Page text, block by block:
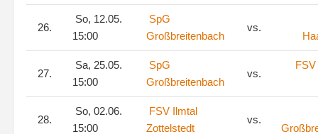
26.
So, 12.05.
15:00
SpG
Großbreitenbach
vs.
27.
Sa, 25.05.
15:00
SpG
Großbreitenbach
vs.
28.
So, 02.06.
15:00
FSV Ilmtal
Zottelstedt
vs.